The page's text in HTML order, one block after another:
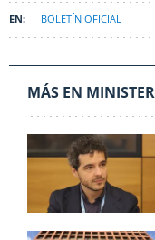
BOLETÍN OFICIAL
MÁS EN